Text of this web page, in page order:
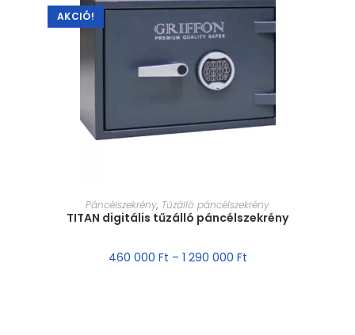
AKCIÓ!
MÉRET VÁLASZTÁSA
Páncélszekrény, Tűzálló páncélszekrény
TITAN digitális tűzálló páncélszekrény
460 000 Ft – 1 290 000 Ft